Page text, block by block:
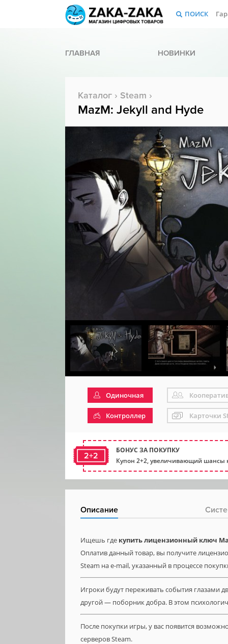
ПОИСК
ГЛАВНАЯ НОВИНКИ
Каталог › Steam ›
MazM: Jekyll and Hyde
Одиночная
Контроллер Карточки
2+2
БОНУС ЗА ПОКУПКУ
Купон 2+2, увеличивающий шансы
Описание
Ищешь где купить лицензионный ключ
Оплатив данный товар, вы получите
Steam на e-mail, указанный в процессе
Игроки будут переживать события глазами
другой — поборник добра. В этом
После покупки игры, у вас появится
серверов Steam.